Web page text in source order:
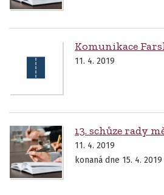
Komunikace
11. 4. 2019
13. schůze rady
11. 4. 2019
konaná dne 15. 4. 2019